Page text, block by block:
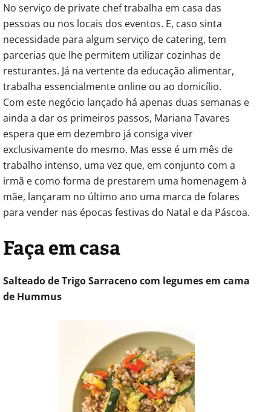
No serviço de private chef trabalha em casa das
pessoas ou nos locais dos eventos. E, caso sinta
necessidade para algum serviço de catering, tem
parcerias que lhe permitem utilizar cozinhas de
resturantes. Já na vertente da educação alimentar,
trabalha essencialmente online ou ao domicílio.
Com este negócio lançado há apenas duas semanas e
ainda a dar os primeiros passos, Mariana Tavares
espera que em dezembro já consiga viver
exclusivamente do mesmo. Mas esse é um mês de
trabalho intenso, uma vez que, em conjunto com a
irmã e como forma de prestarem uma homenagem à
mãe, lançaram no último ano uma marca de folares
para vender nas épocas festivas do Natal e da Páscoa.
Faça em casa
Salteado de Trigo Sarraceno com legumes em cama
de Hummus